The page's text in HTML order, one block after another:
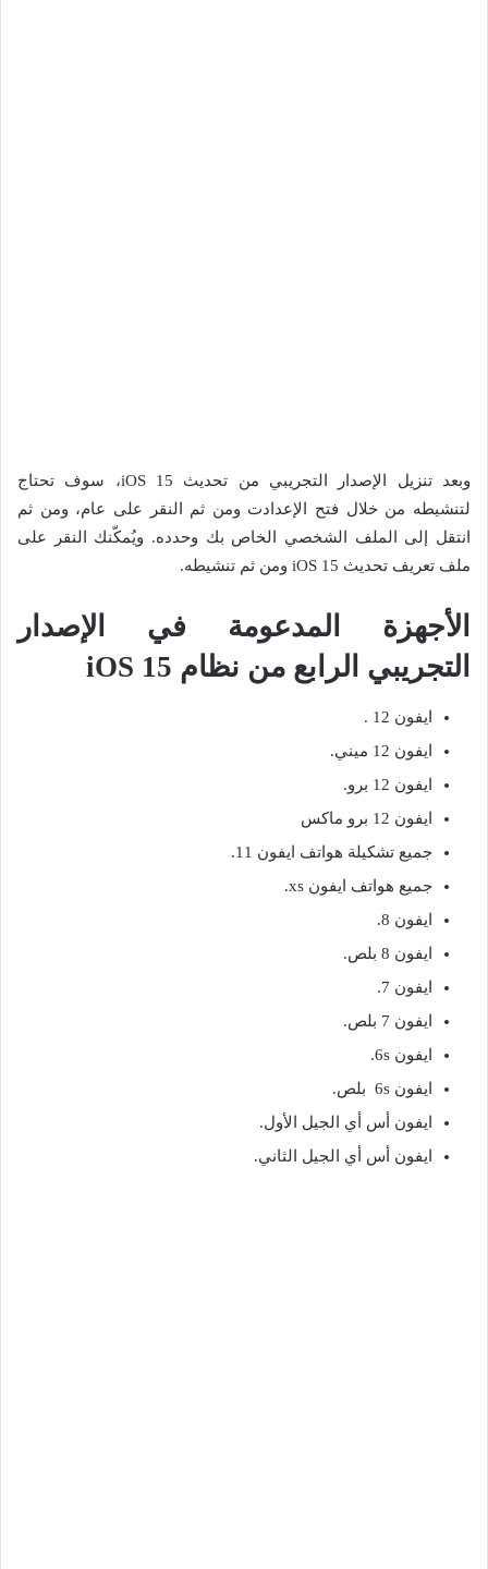
وبعد تنزيل الإصدار التجريبي من تحديث iOS 15، سوف تحتاج
لتنشيطه من خلال فتح الإعدادت ومن ثم النقر على عام، ومن ثم
انتقل إلى الملف الشخصي الخاص بك وحدده. ويُمكّنك النقر على
ملف تعريف تحديث iOS 15 ومن ثم تنشيطه.
الأجهزة المدعومة في الإصدار
التجريبي الرابع من نظام iOS 15
ايفون 12 .
ايفون 12 ميني.
ايفون 12 برو.
ايفون 12 برو ماكس
جميع تشكيلة هواتف ايفون 11.
جميع هواتف ايفون xs.
ايفون 8.
ايفون 8 بلص.
ايفون 7.
ايفون 7 بلص.
ايفون 6s.
ايفون 6s بلص.
ايفون أس أي الجيل الأول.
ايفون أس أي الجيل الثاني.